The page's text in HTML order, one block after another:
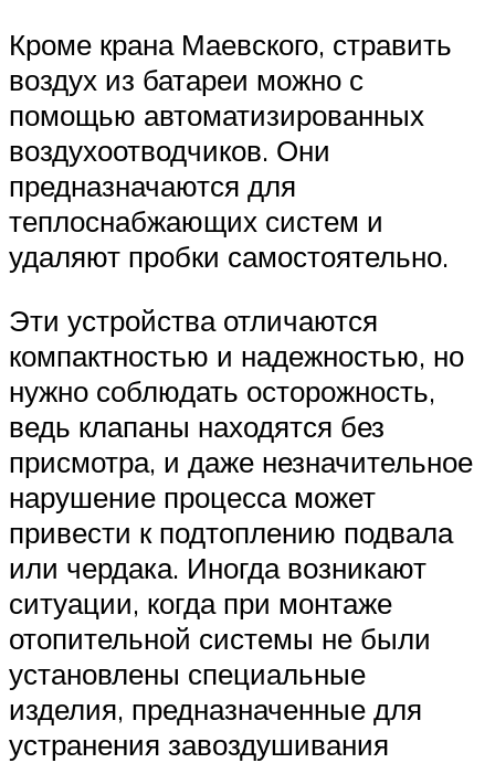
Кроме крана Маевского, стравить
воздух из батареи можно с
помощью автоматизированных
воздухоотводчиков. Они
предназначаются для
теплоснабжающих систем и
удаляют пробки самостоятельно.
Эти устройства отличаются
компактностью и надежностью, но
нужно соблюдать осторожность,
ведь клапаны находятся без
присмотра, и даже незначительное
нарушение процесса может
привести к подтоплению подвала
или чердака. Иногда возникают
ситуации, когда при монтаже
отопительной системы не были
установлены специальные
изделия, предназначенные для
устранения завоздушивания